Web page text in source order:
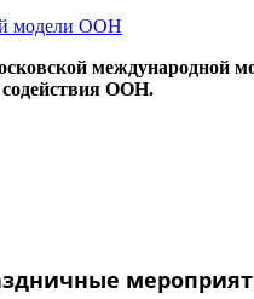
международной
ООН.